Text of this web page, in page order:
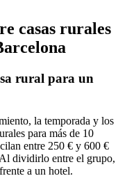
casas rurales
rural para un
la temporada y los
para más de 10
entre 250 € y 600 €
dividirlo entre el grupo,
a un hotel.